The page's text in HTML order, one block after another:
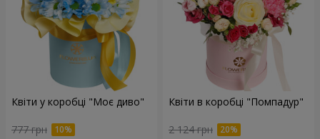
Квіти у коробці "Моє диво"
777 грн
Квіти в коробці "Помпадур"
2 124 грн